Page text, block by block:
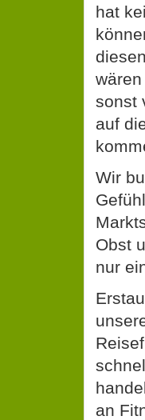
hat
sonst
auf
Wir
Obst
nur
an